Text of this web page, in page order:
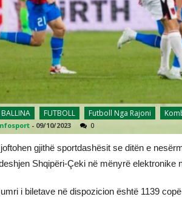
BALLINA FUTBOLL Futboll Nga Rajoni
- 09/10/2023 0
gjithë sportdashësit se ditën e
Shqipëri-Çeki në mënyrë elektronike
i biletave në dispozicion është 1139